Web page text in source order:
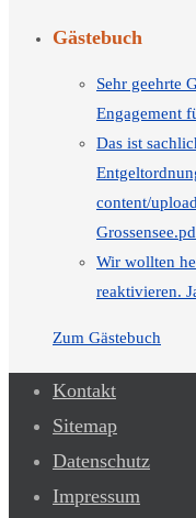
Gästebuch
Sehr geehrte
Engagement
Das ist
content/
Wir wollten
reaktivieren.
Zum Gästebuch
Kontakt
Sitemap
Datenschutz
Impressum